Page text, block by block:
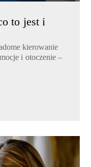
to jest i
kierowanie
i otoczenie –